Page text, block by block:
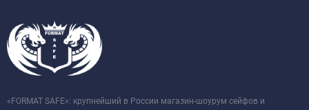
«FORMAT SAFE»: крупнейший в России магазин-шоурум сейфов и